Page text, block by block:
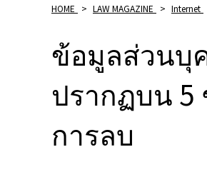
HOME > LAW MAGAZINE > Internet
ข้อมูลส่วนบุ
ปรากฏบน 5
การลบ